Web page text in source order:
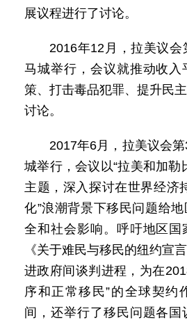
展议程进行了讨论。
2016年12月，拉美议
马城举行，会议就推动收入
策、打击毒品犯罪、提升民
讨论。
2017年6月，拉美议会
城举行，会议以“拉美和加勒
主题，深入探讨在世界经济
化”浪潮背景下移民问题给
全和社会影响。呼吁地区国
《关于难民与移民的纽约宣
进政府间谈判进程，为在
序和正常移民”的全球契约
间，还举行了移民问题各国